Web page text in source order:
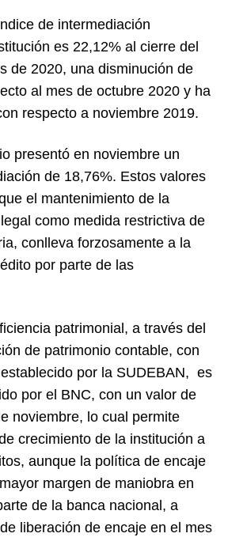
de intermediación
es 22,12% al cierre del
de 2020, una disminución de
al mes de octubre 2020 y ha
respecto a noviembre 2019.
presentó en noviembre un
de 18,76%. Estos valores
el mantenimiento de la
como medida restrictiva de
conlleva forzosamente a la
por parte de las
patrimonial, a través del
de patrimonio contable, con
por la SUDEBAN, es
por el BNC, con un valor de
noviembre, lo cual permite
crecimiento de la institución a
aunque la política de encaje
margen de maniobra en
de la banca nacional, a
liberación de encaje en el mes